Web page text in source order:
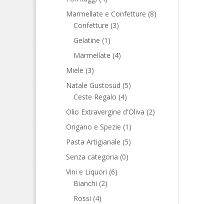
Marmellate e Confetture (8)
Confetture (3)
Gelatine (1)
Marmellate (4)
Miele (3)
Natale Gustosud (5)
Ceste Regalo (4)
Olio Extravergine d'Oliva (2)
Origano e Spezie (1)
Pasta Artigianale (5)
Senza categoria (0)
Vini e Liquori (6)
Bianchi (2)
Rossi (4)